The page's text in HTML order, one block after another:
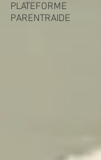
PLATEFORME
PARENTRAIDE